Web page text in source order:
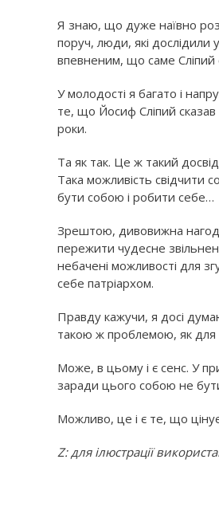
Я знаю, що дуже наївно
поруч, люди, які дослідили
впевненим, що саме Сліпий
У молодості я багато і
те, що Йосиф Сліпий сказав
роки.
Та як так. Це ж такий
Така можливість свідчити
бути собою і робити себе…
Зрештою, дивовижна
пережити чудесне
небачені можливості для
себе патріархом.
Правду кажучи, я досі
такою ж проблемою, як для
Може, в цьому і є сенс. У
заради цього собою не
Можливо, це і є те, що
Z: для ілюстрації